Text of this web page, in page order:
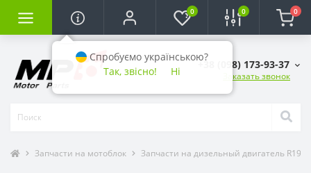
0 0 0
+38 (098) 173-93-37
Заказать звонок
Запчасти на мотоблок Запчасти на дизельный двигатель R195
Спробуємо українською?
Так, звісно!
Ні